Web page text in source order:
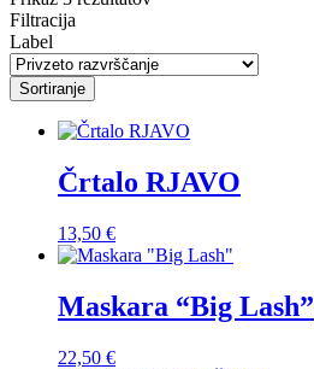
Filtracija
Label
Sortiranje
Črtalo RJAVO
13,50 €
Maskara “Big Lash”
22,50 €